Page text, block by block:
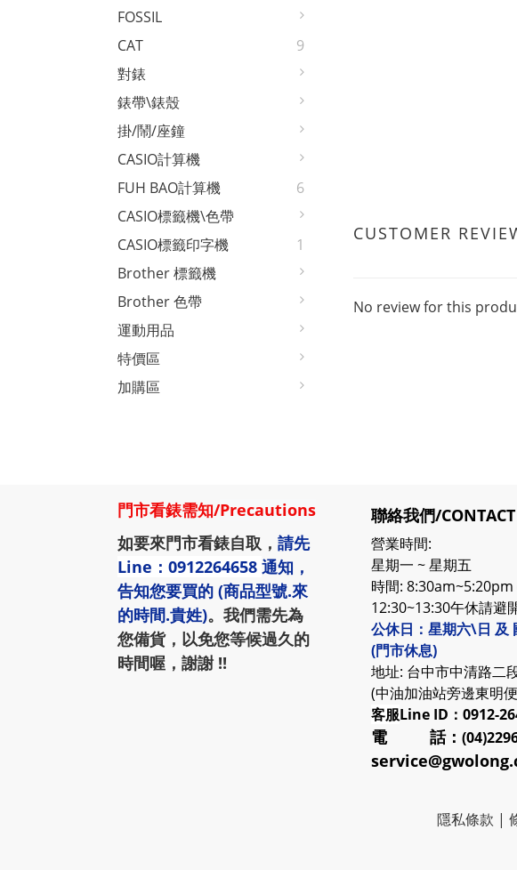
FOSSIL
CAT
9
對錶
錶帶\錶殼
掛/鬧/座鐘
CASIO計算機
FUH BAO計算機
6
CASIO標籤機\色帶
CASIO標籤印字機
1
Brother 標籤機
Brother 色帶
運動用品
特價區
加購區
CUSTOMER
No review for this
門市看錶需知/Precautions
如要來門市看錶自取， 請先
Line：0912264658 通知，
告知您要買的 (商品型號.來
的時間.貴姓)。我們需先為
您備貨，以免您等候過久的
時間喔，謝謝 !!
聯絡我們/
營業時間:
星期一 ~ 星期五
時間: 8:30am~5:20pm
12:30~13:30午休請避
公休日：星期六\日 及
(門市休息)
地址: 台中市中清路二
(中油加油站旁邊東明
客服Line ID：0912-
電 話：
隱私條款 |